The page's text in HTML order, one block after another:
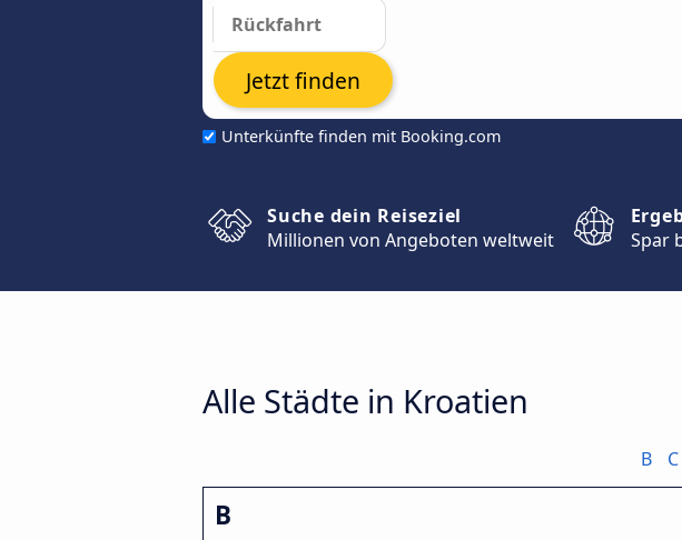
Unterkünfte finden mit Booking.com
Jetzt finden
Suche dein Reiseziel
Millionen von Angeboten weltweit
Spar
Alle Städte in Kroatien
B C
B